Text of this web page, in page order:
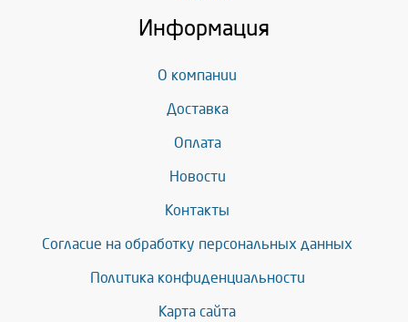
Информация
О компании
Доставка
Оплата
Новости
Контакты
Согласие на обработку персональных данных
Политика конфиденциальности
Карта сайта